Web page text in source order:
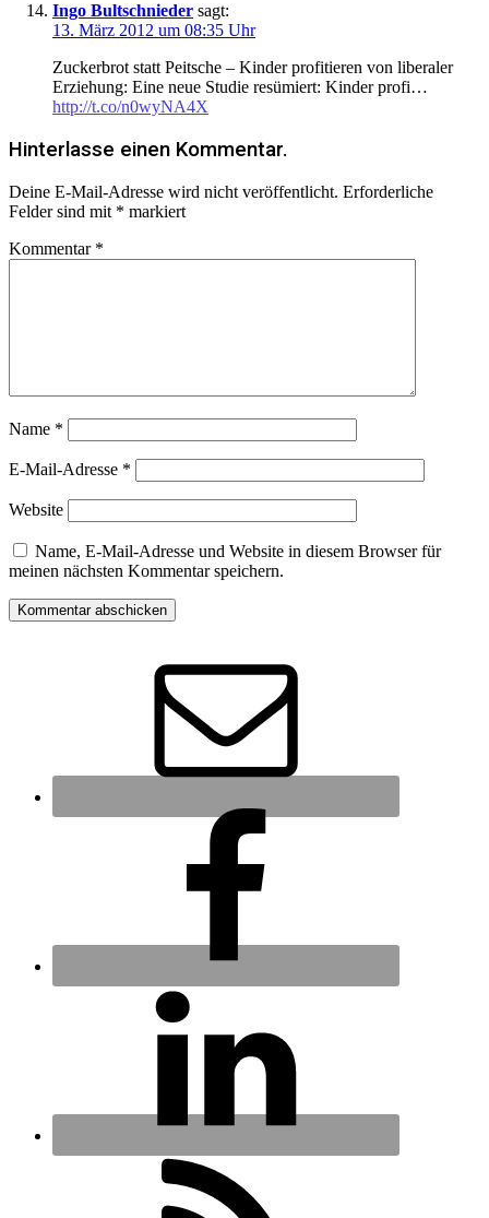
Ingo Bultschnieder sagt:
13. März 2012 um 08:35 Uhr
Zuckerbrot statt Peitsche – Kinder profitieren von liberaler
Erziehung: Eine neue Studie resümiert: Kinder profi…
http://t.co/n0wyNA4X
Hinterlasse einen Kommentar.
Deine E-Mail-Adresse wird nicht veröffentlicht. Erforderliche
Felder sind mit * markiert
Kommentar *
Name *
E-Mail-Adresse *
Website
Name, E-Mail-Adresse und Website in diesem Browser für
meinen nächsten Kommentar speichern.